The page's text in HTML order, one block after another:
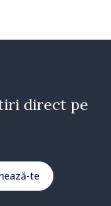
direct pe
te